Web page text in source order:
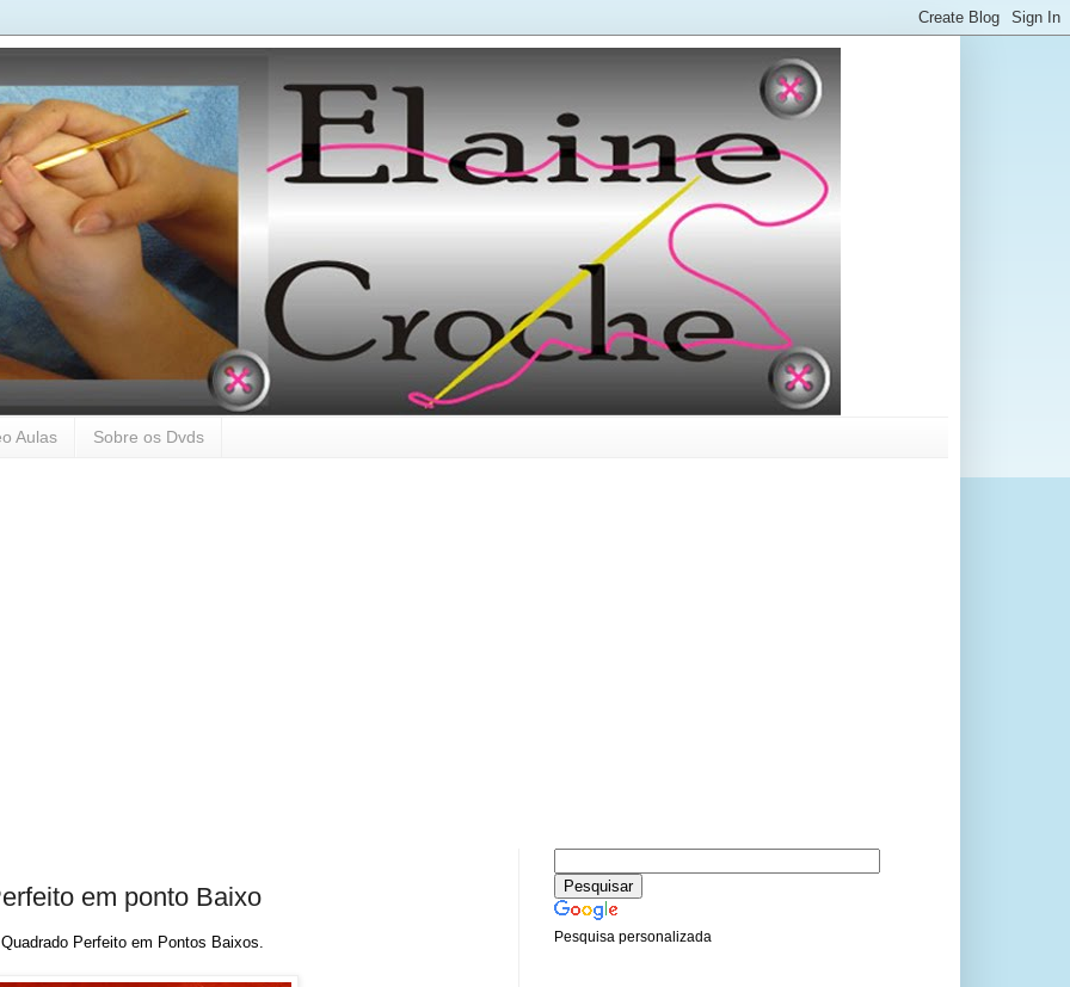
Aulas Sobre os Dvds
em ponto Baixo
Perfeito em Pontos Baixos. Pesquisa personalizada